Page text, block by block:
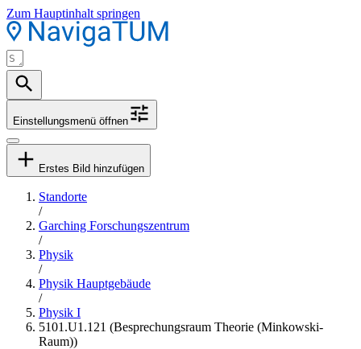
Zum Hauptinhalt springen
Einstellungsmenü öffnen
Erstes Bild hinzufügen
Standorte
/
Garching Forschungszentrum
/
Physik
/
Physik Hauptgebäude
/
Physik I
5101.U1.121 (Besprechungsraum Theorie (Minkowski-
Raum))